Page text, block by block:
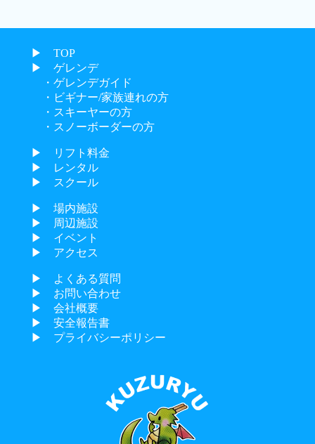
▶︎ TOP
▶︎ ゲレンデ
・ゲレンデガイド
・ビギナー/家族連れの方
・スキーヤーの方
・スノーボーダーの方
▶︎ リフト料金
▶︎ レンタル
▶︎ スクール
▶︎ 場内施設
▶︎ 周辺施設
▶︎ イベント
▶︎ アクセス
▶︎ よくある質問
▶︎ お問い合わせ
▶︎ 会社概要
▶︎ 安全報告書
▶︎ プライバシーポリシー